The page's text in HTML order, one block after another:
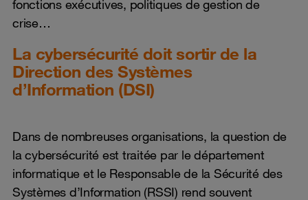
fonctions exécutives, politiques de gestion de
crise…
La cybersécurité doit sortir de la
Direction des Systèmes
d’Information (DSI)
Dans de nombreuses organisations, la question de
la cybersécurité est traitée par le département
informatique et le Responsable de la Sécurité des
Systèmes d’Information (RSSI) rend souvent